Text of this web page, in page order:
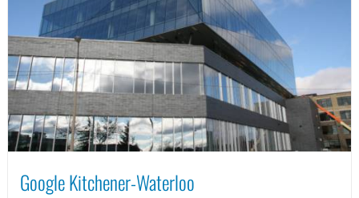
Google Kitchener-Waterloo